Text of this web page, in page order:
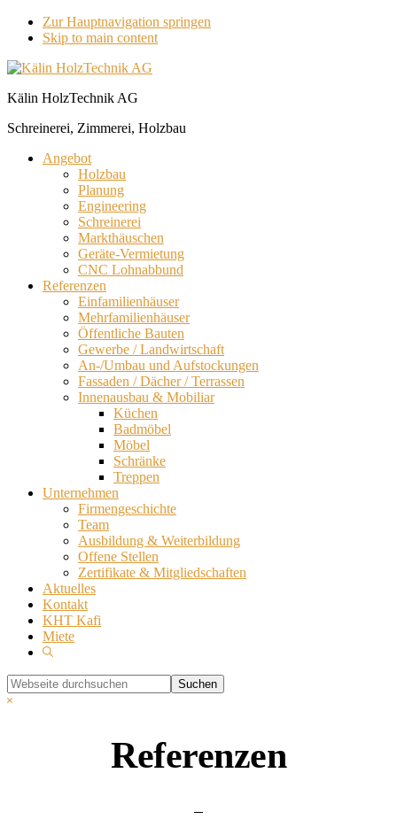
Zur Hauptnavigation springen
Skip to main content
Kälin HolzTechnik AG
Schreinerei, Zimmerei, Holzbau
Angebot
Holzbau
Planung
Engineering
Schreinerei
Markthäuschen
Geräte-Vermietung
CNC Lohnabbund
Referenzen
Einfamilienhäuser
Mehrfamilienhäuser
Öffentliche Bauten
Gewerbe / Landwirtschaft
An-/Umbau und Aufstockungen
Fassaden / Dächer / Terrassen
Innenausbau & Mobiliar
Küchen
Badmöbel
Möbel
Schränke
Treppen
Unternehmen
Firmengeschichte
Team
Ausbildung & Weiterbildung
Offene Stellen
Zertifikate & Mitgliedschaften
Aktuelles
Kontakt
KHT Kafi
Miete
Show
Webseite
durchsuchen
Hide
Referenzen